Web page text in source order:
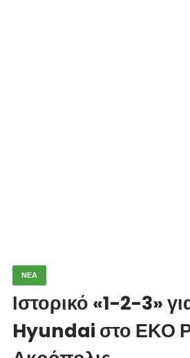
ΝΕΑ
Ιστορικό «1-2-3»
Hyundai στο ΕΚΟ